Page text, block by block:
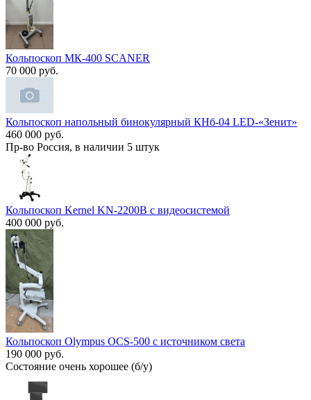
Кольпоскоп МК-400 SCANER
70 000 руб.
Кольпоскоп напольный бинокулярный КНб-04 LЕD-«Зенит»
460 000 руб.
Пр-во Россия, в наличии 5 штук
Кольпоскоп Kernel KN-2200B с видеосистемой
400 000 руб.
Кольпоскоп Olympus OCS-500 с источником света
190 000 руб.
Состояние очень хорошее (б/у)